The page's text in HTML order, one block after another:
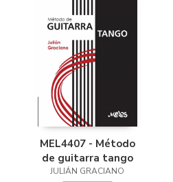
MEL4407 - Método
de guitarra tango
JULIÁN GRACIANO